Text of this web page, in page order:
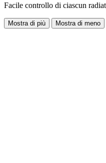
Facile controllo di ciascun
Mostra di più Mostra di meno